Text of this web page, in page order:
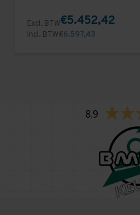
Excl. BTW€5.452,42
Incl. BTW€6.597,43
8.9